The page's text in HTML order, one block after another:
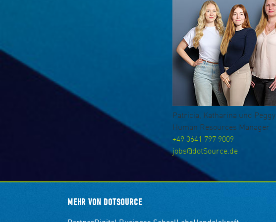
Patricia, Katharina und Peggy
Human Resources Manager
+49 3641 797 9009
jobs@dotSource.de
MEHR VON DOTSOURCE